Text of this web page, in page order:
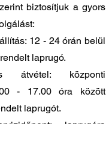
biztosítjuk a gyors
12 - 24 órán belül
laprugó.
átvétel: központi
- 17.00óra között
laprugót.
laprugóra